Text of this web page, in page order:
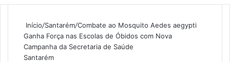
Início/Santarém/Combate ao Mosquito Aedes aegypti
Ganha Força nas Escolas de Óbidos com Nova
Campanha da Secretaria de Saúde
Santarém